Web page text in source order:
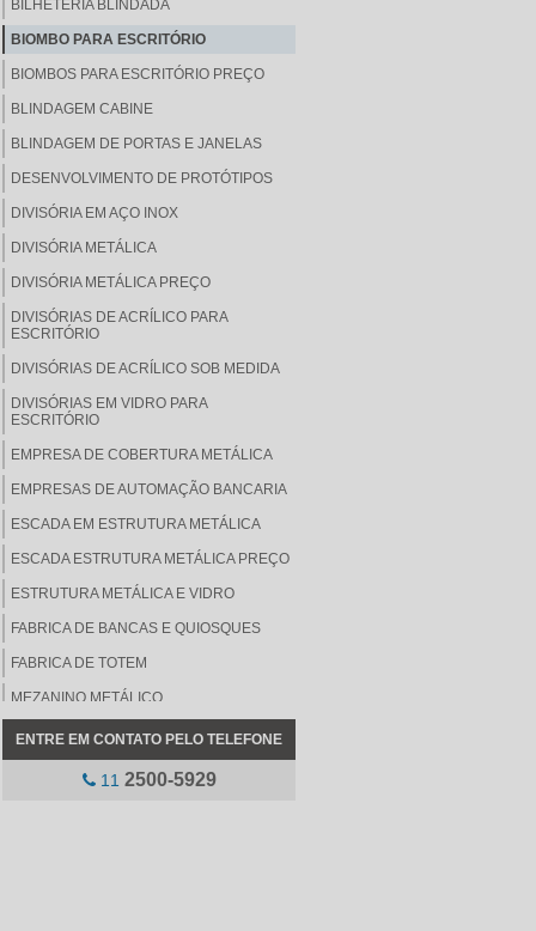
BILHETERIA BLINDADA
BIOMBO PARA ESCRITÓRIO
BIOMBOS PARA ESCRITÓRIO PREÇO
BLINDAGEM CABINE
BLINDAGEM DE PORTAS E JANELAS
DESENVOLVIMENTO DE PROTÓTIPOS
DIVISÓRIA EM AÇO INOX
DIVISÓRIA METÁLICA
DIVISÓRIA METÁLICA PREÇO
DIVISÓRIAS DE ACRÍLICO PARA
ESCRITÓRIO
DIVISÓRIAS DE ACRÍLICO SOB MEDIDA
DIVISÓRIAS EM VIDRO PARA
ESCRITÓRIO
EMPRESA DE COBERTURA METÁLICA
EMPRESAS DE AUTOMAÇÃO BANCARIA
ESCADA EM ESTRUTURA METÁLICA
ESCADA ESTRUTURA METÁLICA PREÇO
ESTRUTURA METÁLICA E VIDRO
FABRICA DE BANCAS E QUIOSQUES
FABRICA DE TOTEM
MEZANINO METÁLICO
MEZANINO METÁLICO PREÇO
ENTRE EM CONTATO PELO TELEFONE
11 2500-5929